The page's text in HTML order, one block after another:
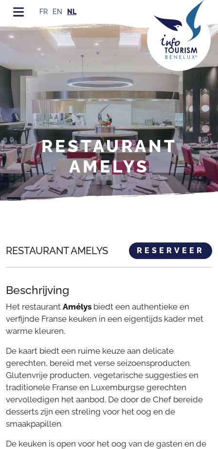
FR EN NL
RESTAURANT
AMELYS
RESTAURANT AMELYS RESERVEER
Beschrijving
Het restaurant Amélys biedt een authentieke en
verfijnde Franse keuken in een eigentijds kader met
warme kleuren.
De kaart biedt een ruime keuze aan delicate
gerechten, bereid met verse seizoensproducten.
Glutenvrije producten, vegetarische suggesties en
traditionele Franse en Luxemburgse gerechten
vervolledigen het aanbod. De door de Chef bereide
desserts zijn een streling voor het oog en de
smaakpapillen.
De keuken is open voor het oog van de gasten en de